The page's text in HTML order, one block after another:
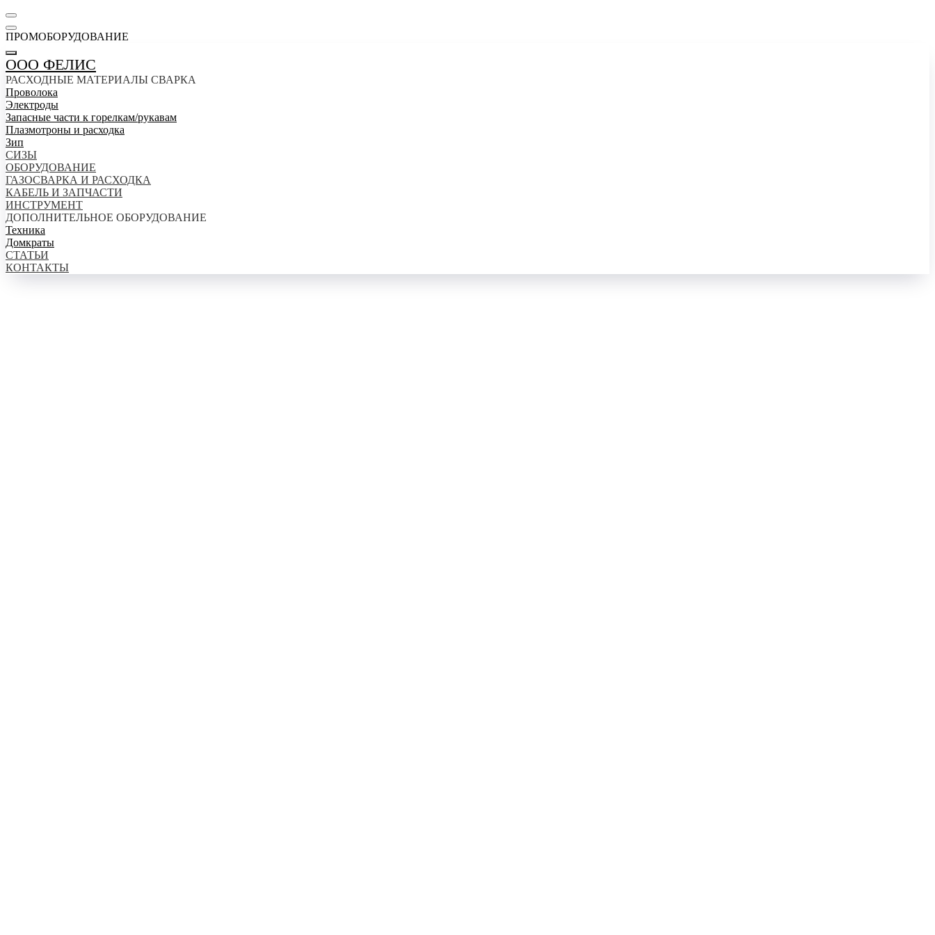
ПРОМОБОРУДОВАНИЕ
ООО ФЕЛИС
РАСХОДНЫЕ МАТЕРИАЛЫ СВАРКА
Проволока
Электроды
Запасные части к горелкам/рукавам
Плазмотроны и расходка
Зип
СИЗЫ
ОБОРУДОВАНИЕ
ГАЗОСВАРКА И РАСХОДКА
КАБЕЛЬ И ЗАПЧАСТИ
ИНСТРУМЕНТ
ДОПОЛНИТЕЛЬНОЕ ОБОРУДОВАНИЕ
Техника
Домкраты
СТАТЬИ
КОНТАКТЫ